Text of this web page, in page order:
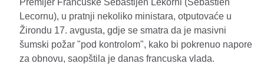
Premijer Francuske Sebastijen Lekorni (Sebastien
Lecornu), u pratnji nekoliko ministara, otputovaće u
Žirondu 17. avgusta, gdje se smatra da je masivni
šumski požar "pod kontrolom", kako bi pokrenuo napore
za obnovu, saopštila je danas francuska vlada.